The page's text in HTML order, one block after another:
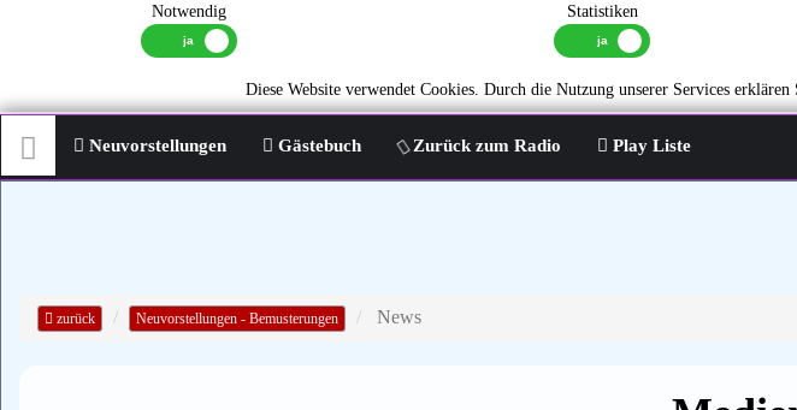
Notwendig Statistiken
Diese Website verwendet Cookies. Durch die Nutzung unserer Services
Neuvorstellungen Gästebuch Zurück zum Radio Play Liste
zurück Neuvorstellungen - Bemusterungen News